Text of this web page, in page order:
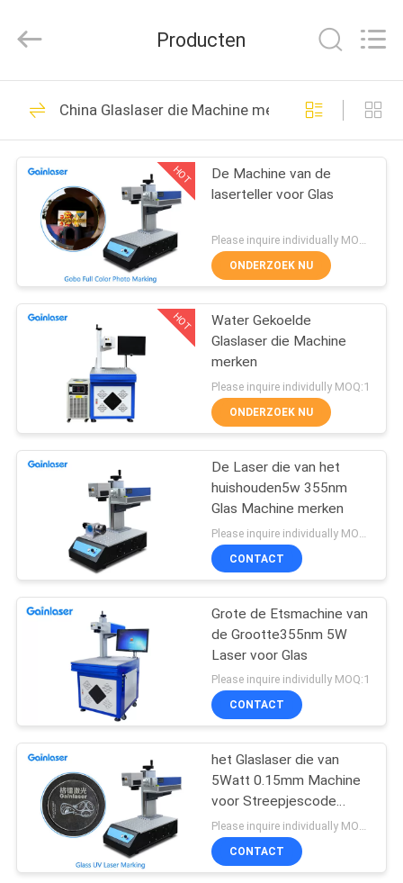
HUIS
PRODUCTEN
ONGEVEER
ONS
FABRIEKSREIS
KWALITEITSCONTROLE
CONTACTEER
ONS
VERZOEK
CITAAT
Leverancier.
Copyright
-
lasermarkingmachine.com.
Rights
UVlaser die machine
merkt
105
Draagbare Laser die
Machine merkt
22
Vliegende UVlaser
die Systeem merken
De UVlaser van
DPSS
66
12
Producten
China Glaslaser die Machine merken
HOT
De Machine van de
laserteller voor Glas
Please inquire individually MOQ:1
ONDERZOEK NU
HOT
Water Gekoelde
Glaslaser die Machine
merken
Please inquire individully MOQ:1
ONDERZOEK NU
De Laser die van het
huishouden5w 355nm
Glas Machine merken
CONTACT
Grote de Etsmachine van
de Grootte355nm 5W
Laser voor Glas
Please inquire individully MOQ:1
CONTACT
het Glaslaser die van
5Watt 0.15mm Machine
voor Streepjescode
merken
Please inquire individually MOQ:1
CONTACT